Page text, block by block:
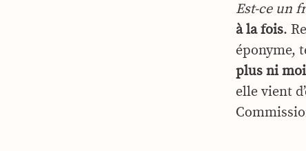
Est-ce un
à la fois.
éponyme,
plus ni
elle vient